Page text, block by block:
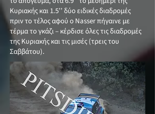
Κυριακής και 1.5’’ δύο ειδικές διαδρομές
πριν το τέλος αφού ο Nasser πήγαινε με
τέρμα το γκάζι – κέρδισε όλες τις διαδρομές
της Κυριακής και τις μισές (τρεις του
Σαββάτου).